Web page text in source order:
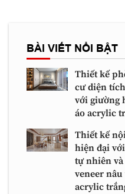
BÀI VIẾT NỔI BẬT
Thiết kế
cư diện
với giường
áo acrylic
Thiết kế
hiện đại
tự nhiên
veneer
acrylic